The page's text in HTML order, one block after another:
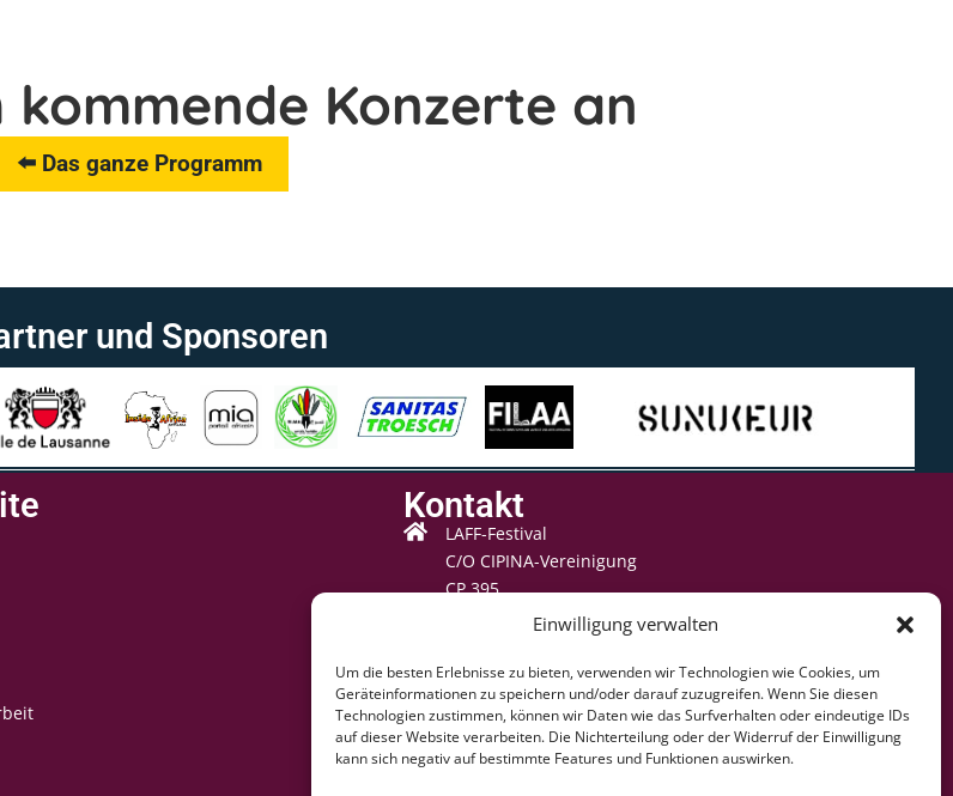
Einwilligung verwalten
Um die besten Erlebnisse zu bieten, verwenden wir Technologien wie Cookies, um
Geräteinformationen zu speichern und/oder darauf zuzugreifen. Wenn Sie diesen
Technologien zustimmen, können wir Daten wie das Surfverhalten oder eindeutige IDs
auf dieser Website verarbeiten. Die Nichterteilung oder der Widerruf der Einwilligung
kann sich negativ auf bestimmte Features und Funktionen auswirken.
kommende Konzerte an
⬅️ Das ganze Programm
und Sponsoren
Kontakt
LAFF-Festival
C/O CIPINA-Vereinigung
CP 395
1001 Lausanne
contact@lausaff.org
laff_festival